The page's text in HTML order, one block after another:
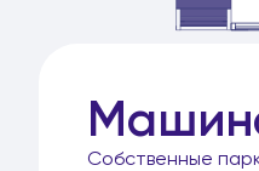
Собственные